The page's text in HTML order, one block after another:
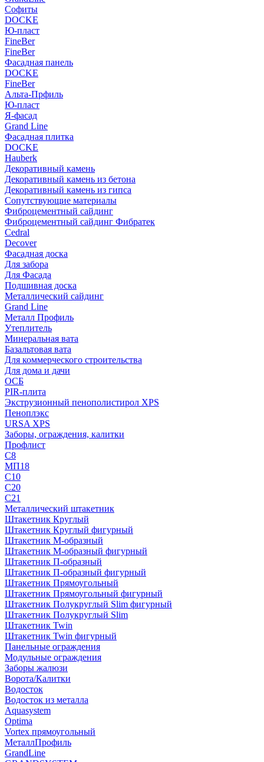
Софиты
DOCKE
Ю-пласт
FineBer
FineBer
Фасадная панель
DOCKE
FineBer
Альта-Прфиль
Ю-пласт
Я-фасад
Grand Line
Фасадная плитка
DOCKE
Hauberk
Декоративный камень
Декоративный камень из бетона
Декоративный камень из гипса
Сопутствующие материалы
Фиброцементный сайдинг
Фиброцементный сайдинг Фибратек
Cedral
Decover
Фасадная доска
Для забора
Для Фасада
Подшивная доска
Металлический сайдинг
Grand Line
Металл Профиль
Утеплитель
Минеральная вата
Базальтовая вата
Для коммерческого строительства
Для дома и дачи
ОСБ
PIR-плита
Экструзионный пенополистирол XPS
Пеноплэкс
URSA XPS
Заборы, ограждения, калитки
Профлист
С8
МП18
С10
С20
С21
Металлический штакетник
Штакетник Круглый
Штакетник Круглый фигурный
Штакетник М-образный
Штакетник М-образный фигурный
Штакетник П-образный
Штакетник П-образный фигурный
Штакетник Прямоугольный
Штакетник Прямоугольный фигурный
Штакетник Полукруглый Slim фигурный
Штакетник Полукруглый Slim
Штакетник Twin
Штакетник Twin фигурный
Панельные ограждения
Модульные ограждения
Заборы жалюзи
Ворота/Калитки
Водосток
Водосток из металла
Aquasystem
Optima
Vortex прямоугольный
МеталлПрофиль
GrandLine